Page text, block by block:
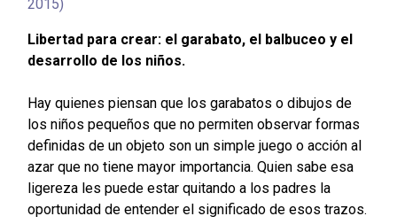
2015)
Libertad para crear: el garabato, el balbuceo y el
desarrollo de los niños.
Hay quienes piensan que los garabatos o dibujos de
los niños pequeños que no permiten observar formas
definidas de un objeto son un simple juego o acción al
azar que no tiene mayor importancia. Quien sabe esa
ligereza les puede estar quitando a los padres la
oportunidad de entender el significado de esos trazos.